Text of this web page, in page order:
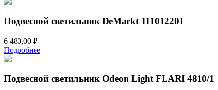
Подвесной светильник DeMarkt 111012201
6 480,00 ₽
Подробнее
Подвесной светильник Odeon Light FLARI 4810/1